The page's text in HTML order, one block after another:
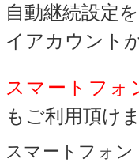
自動継続設定
イアカウント
スマートフォ
もご利用頂け
スマートフォ